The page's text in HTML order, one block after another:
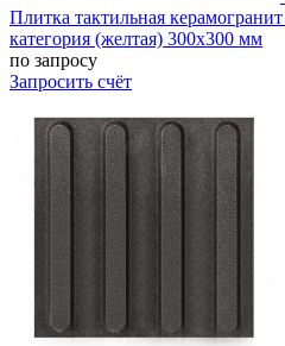
Плитка тактильная
категория (желтая) 300х300 мм
по запросу
Запросить счёт